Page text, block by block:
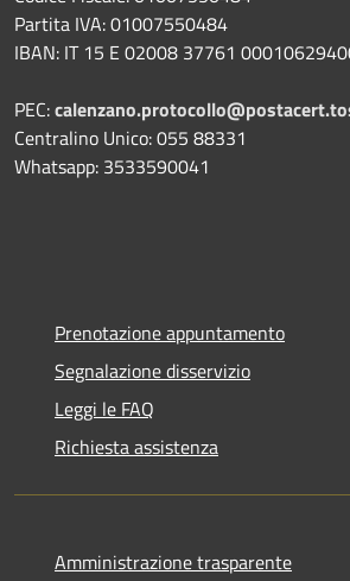
Partita IVA: 01007550484
IBAN: IT 15 E 02008 37761
PEC:
Centralino Unico: 055 88331
Whatsapp: 3533590041
Prenotazione appuntamento
Segnalazione disservizio
Leggi le FAQ
Richiesta assistenza
Amministrazione trasparente